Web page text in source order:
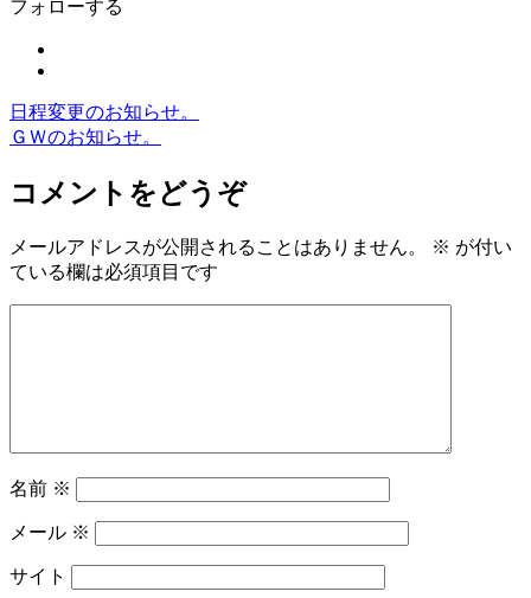
フォローする
日程変更のお知らせ。
ＧＷのお知らせ。
コメントをどうぞ
メールアドレスが公開されることはありません。 ※ が付い
ている欄は必須項目です
名前 ※
メール ※
サイト